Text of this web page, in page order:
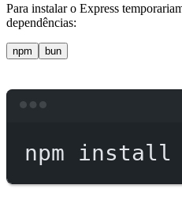
Para instalar o Express
dependências:
npm bun
npm install